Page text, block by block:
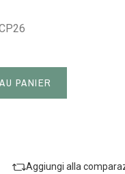
PANIER
Aggiungi alla